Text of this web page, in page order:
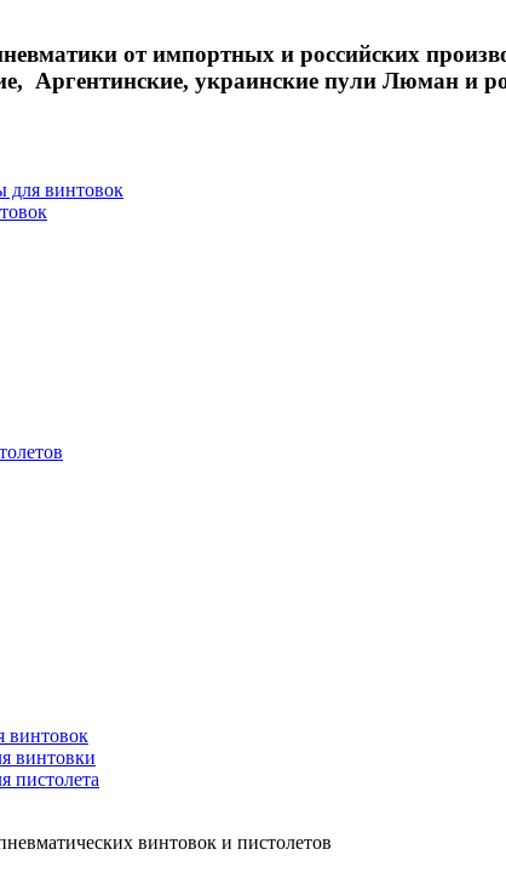
от импортных и российских
Аргентинские, украинские пули Люман и
для винтовок
винтовки
пистолета
винтовок и пистолетов